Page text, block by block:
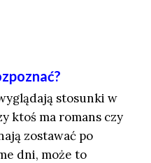
stosunki w
ktoś ma romans czy
zostawać po
dni, może to